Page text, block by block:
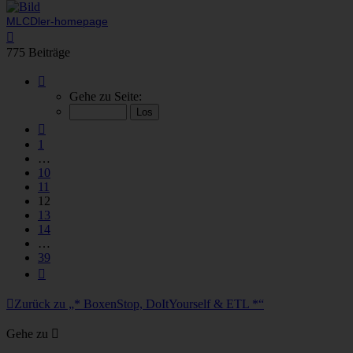
MLCDler-homepage
oben
775 Beiträge
12
Gehe zu Seite:
1
…
10
11
12
13
14
…
39
Zurück zu „* BoxenStop, DoItYourself & ETL *“
Gehe zu